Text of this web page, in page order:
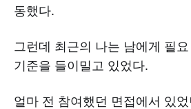
동했다.
그런데 최근의 나는 남에게 필
기준을 들이밀고 있었다.
얼마 전 참여했던 면접에서 있